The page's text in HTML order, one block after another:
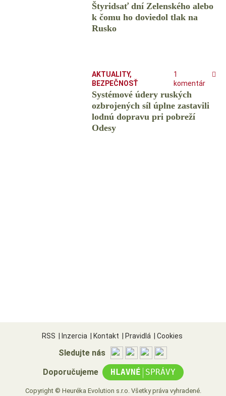
Štyridsať dní Zelenského alebo
k čomu ho doviedol tlak na
Rusko
AKTUALITY,
BEZPEČNOSŤ
1
komentár
Systémové údery ruských
ozbrojených síl úplne zastavili
lodnú dopravu pri pobreží
Odesy
RSS Inzercia Kontakt Pravidlá Cookies
Sledujte nás
Doporučujeme HLAVNÉ | SPRÁVY
Copyright © Heuréka Evolution s.r.o. Všetky práva vyhradené.